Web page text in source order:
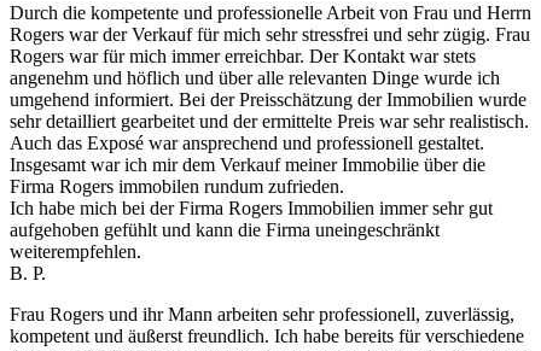
Durch die kompetente und professionelle Arbeit von Frau und Herrn
Rogers war der Verkauf für mich sehr stressfrei und sehr zügig. Frau
Rogers war für mich immer erreichbar. Der Kontakt war stets
angenehm und höflich und über alle relevanten Dinge wurde ich
umgehend informiert. Bei der Preisschätzung der Immobilien wurde
sehr detailliert gearbeitet und der ermittelte Preis war sehr realistisch.
Auch das Exposé war ansprechend und professionell gestaltet.
Insgesamt war ich mir dem Verkauf meiner Immobilie über die
Firma Rogers immobilen rundum zufrieden.
Ich habe mich bei der Firma Rogers Immobilien immer sehr gut
aufgehoben gefühlt und kann die Firma uneingeschränkt
weiterempfehlen.
B. P.
Frau Rogers und ihr Mann arbeiten sehr professionell, zuverlässig,
kompetent und äußerst freundlich. Ich habe bereits für verschiedene